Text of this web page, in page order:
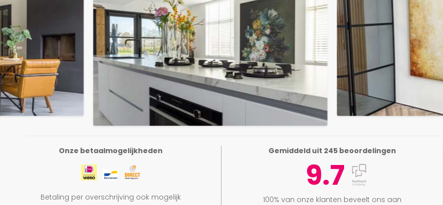
Onze betaalmogelijkheden
Betaling per overschrijving ook mogelijk
Gemiddeld uit 245 beoordelingen
9.7
100% van onze klanten beveelt ons aan